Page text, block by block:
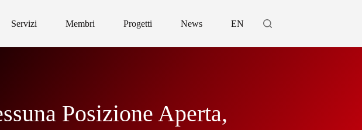
Servizi Membri Progetti News EN
Posizione Aperta,